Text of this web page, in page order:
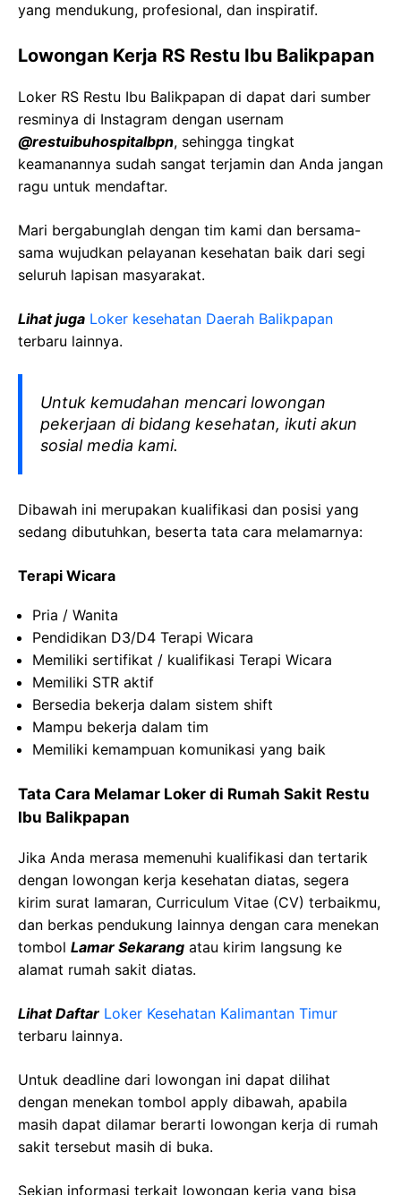
yang mendukung, profesional, dan inspiratif.
Lowongan Kerja RS Restu Ibu Balikpapan
Loker RS Restu Ibu Balikpapan di dapat dari sumber
resminya di Instagram dengan usernam
@restuibuhospitalbpn, sehingga tingkat
keamanannya sudah sangat terjamin dan Anda jangan
ragu untuk mendaftar.
Mari bergabunglah dengan tim kami dan bersama-
sama wujudkan pelayanan kesehatan baik dari segi
seluruh lapisan masyarakat.
Lihat juga Loker kesehatan Daerah Balikpapan
terbaru lainnya.
Untuk kemudahan mencari lowongan
pekerjaan di bidang kesehatan, ikuti akun
sosial media kami.
Dibawah ini merupakan kualifikasi dan posisi yang
sedang dibutuhkan, beserta tata cara melamarnya:
Terapi Wicara
Pria / Wanita
Pendidikan D3/D4 Terapi Wicara
Memiliki sertifikat / kualifikasi Terapi Wicara
Memiliki STR aktif
Bersedia bekerja dalam sistem shift
Mampu bekerja dalam tim
Memiliki kemampuan komunikasi yang baik
Tata Cara Melamar Loker di Rumah Sakit Restu
Ibu Balikpapan
Jika Anda merasa memenuhi kualifikasi dan tertarik
dengan lowongan kerja kesehatan diatas, segera
kirim surat lamaran, Curriculum Vitae (CV) terbaikmu,
dan berkas pendukung lainnya dengan cara menekan
tombol Lamar Sekarang atau kirim langsung ke
alamat rumah sakit diatas.
Lihat Daftar Loker Kesehatan Kalimantan Timur
terbaru lainnya.
Untuk deadline dari lowongan ini dapat dilihat
dengan menekan tombol apply dibawah, apabila
masih dapat dilamar berarti lowongan kerja di rumah
sakit tersebut masih di buka.
Sekian informasi terkait lowongan kerja yang bisa